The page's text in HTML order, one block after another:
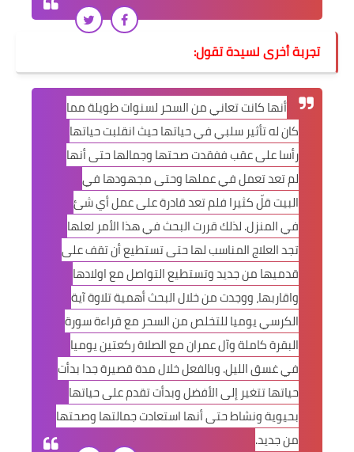
تجربة أخرى لسيدة تقول:
أنها كانت تعاني من السحر لسنوات طويلة مما
كان له تأثير سلبي في حياتها حيث انقلبت حياتها
رأسا على عقب ففقدت صحتها وجمالها حتى أنها
لم تعد تعمل في عملها وحتى مجهودها في
البيت قلّ كثيرا فلم تعد قادرة على عمل أي شئ
في المنزل. لذلك قررت البحث في هذا الأمر لعلها
تجد العلاج المناسب لها حتى تستطيع أن تقف على
قدميها من جديد وتستطيع التواصل مع اولادها
واقاربها، ووجدت من خلال البحث أهمية تلاوة آية
الكرسي يوميا للتخلص من السحر مع قراءة سورة
البقرة كاملة وآل عمران مع الصلاة ركعتين يوميا
في غسق الليل. وبالفعل خلال مدة قصيرة جدا بدأت
حياتها تتغير إلى الأفضل وبدأت تقدم على حياتها
بحيوية ونشاط حتى أنها استعادت جمالتها وصحتها
من جديد.